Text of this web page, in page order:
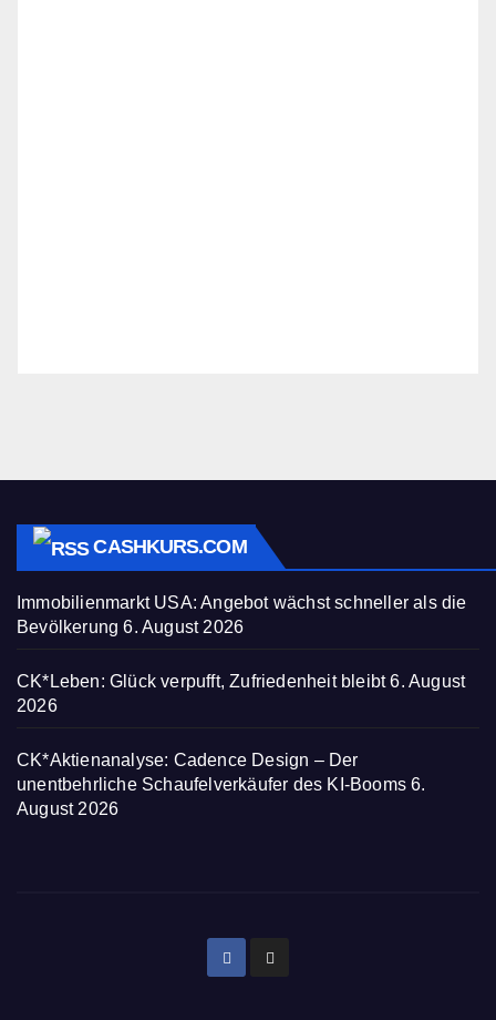
CASHKURS.COM
Immobilienmarkt USA: Angebot wächst schneller als die
Bevölkerung 6. August 2026
CK*Leben: Glück verpufft, Zufriedenheit bleibt 6. August
2026
CK*Aktienanalyse: Cadence Design – Der
unentbehrliche Schaufelverkäufer des KI-Booms 6.
August 2026